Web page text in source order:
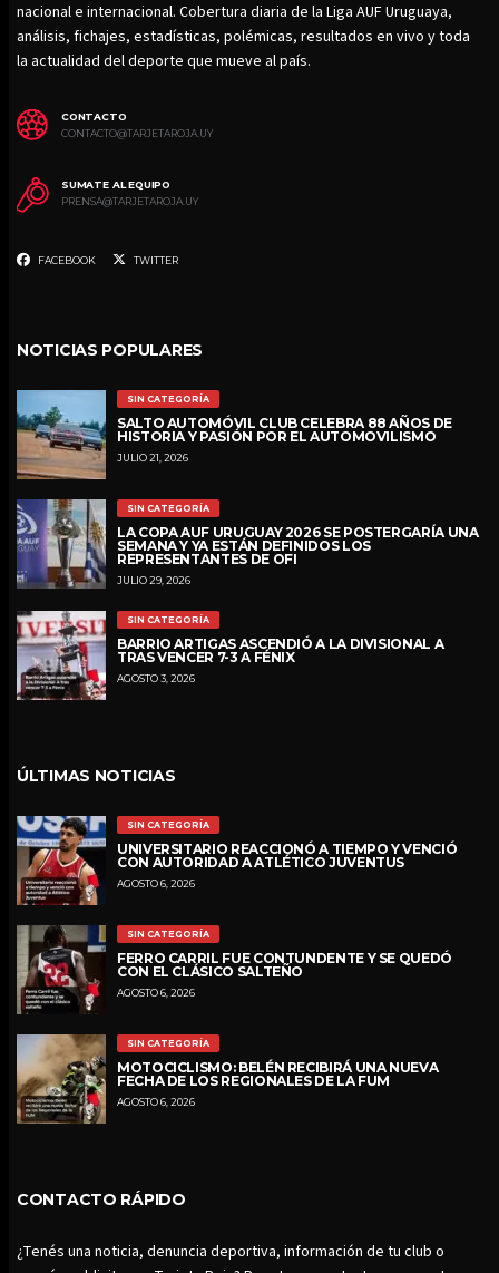
nacional e internacional. Cobertura diaria de la Liga AUF Uruguaya,
análisis, fichajes, estadísticas, polémicas, resultados en vivo y toda
la actualidad del deporte que mueve al país.
CONTACTO
CONTACTO@TARJETAROJA.UY
SUMATE AL EQUIPO
PRENSA@TARJETAROJA.UY
FACEBOOK TWITTER
NOTICIAS POPULARES
SIN CATEGORÍA
SALTO AUTOMÓVIL CLUB CELEBRA 88 AÑOS DE
HISTORIA Y PASIÓN POR EL AUTOMOVILISMO
JULIO 21, 2026
SIN CATEGORÍA
LA COPA AUF URUGUAY 2026 SE POSTERGARÍA UNA
SEMANA Y YA ESTÁN DEFINIDOS LOS
REPRESENTANTES DE OFI
JULIO 29, 2026
SIN CATEGORÍA
BARRIO ARTIGAS ASCENDIÓ A LA DIVISIONAL A
TRAS VENCER 7-3 A FÉNIX
AGOSTO 3, 2026
ÚLTIMAS NOTICIAS
SIN CATEGORÍA
UNIVERSITARIO REACCIONÓ A TIEMPO Y VENCIÓ
CON AUTORIDAD A ATLÉTICO JUVENTUS
AGOSTO 6, 2026
SIN CATEGORÍA
FERRO CARRIL FUE CONTUNDENTE Y SE QUEDÓ
CON EL CLÁSICO SALTEÑO
AGOSTO 6, 2026
SIN CATEGORÍA
MOTOCICLISMO: BELÉN RECIBIRÁ UNA NUEVA
FECHA DE LOS REGIONALES DE LA FUM
AGOSTO 6, 2026
CONTACTO RÁPIDO
¿Tenés una noticia, denuncia deportiva, información de tu club o